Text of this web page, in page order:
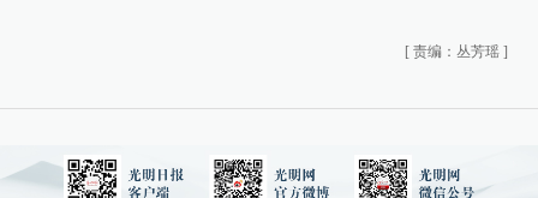
[ 责编：丛芳瑶 ]